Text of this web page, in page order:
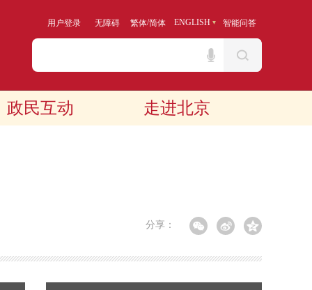
用户登录 无障碍 繁体/简体 ENGLISH 智能问答
政民互动 走进北京
分享：